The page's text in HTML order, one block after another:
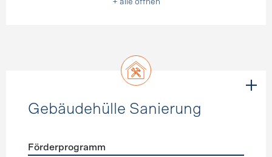
+ alle öffnen
Gebäudehülle Sanierung
Förderprogramm